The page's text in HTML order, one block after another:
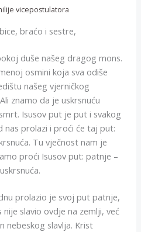
vicepostulatora
braćo i sestre,
duše našeg dragog mons.
osmini koja sva odiše
našeg vjerničkog
znamo da je uskrsnuću
Isusov put je put i svakog
nas prolazi i proći će taj put:
Tu vječnost nam je
proći Isusov put: patnje –
prolazio je svoj put patnje,
slavio ovdje na zemlji, već
nebeskog slavlja. Krist